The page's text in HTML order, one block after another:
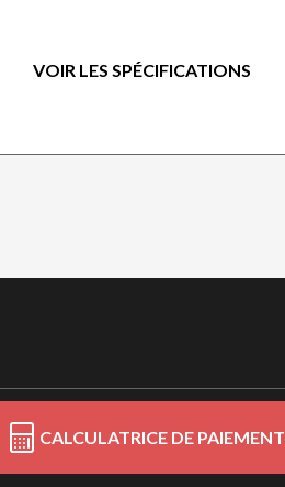
VOIR LES SPÉCIFICATIONS
CALCULATRICE DE PAIEMENT